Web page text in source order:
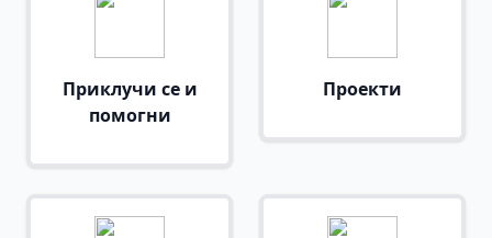
Приклучи се и
помогни
Проекти